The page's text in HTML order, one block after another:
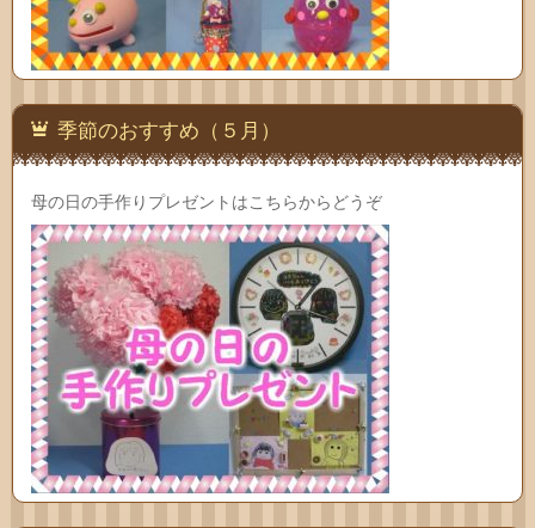
季節のおすすめ（５月）
母の日の手作りプレゼントはこちらからどうぞ